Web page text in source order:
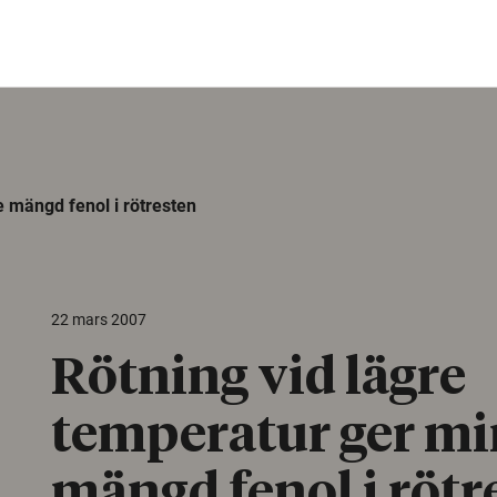
mängd fenol i rötresten
22 mars 2007
Rötning vid lägre
temperatur ger